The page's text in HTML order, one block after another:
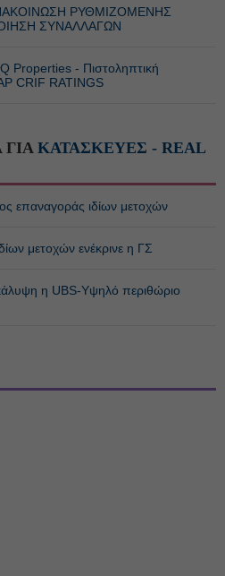
ΡΥΘΜΙΖΟΜΕΝΗΣ
ΣΥΝΑΛΛΑΓΩΝ
Properties - Πιστοληπτική
CRIF RATINGS
ΓΙΑ ΚΑΤΑΣΚΕΥΕΣ - REAL
επαναγοράς ιδίων μετοχών
μετοχών ενέκρινε η ΓΣ
η UBS-Υψηλό περιθώριο